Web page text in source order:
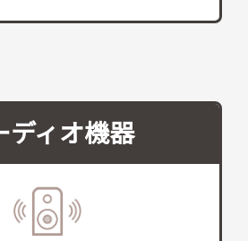
ディオ機器